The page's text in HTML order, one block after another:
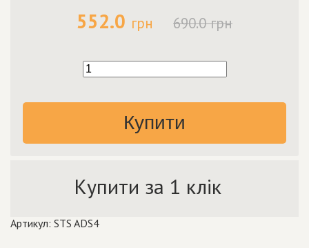
552.0 грн 690.0 грн
Купити
Купити за 1 клік
Артикул: STS ADS4